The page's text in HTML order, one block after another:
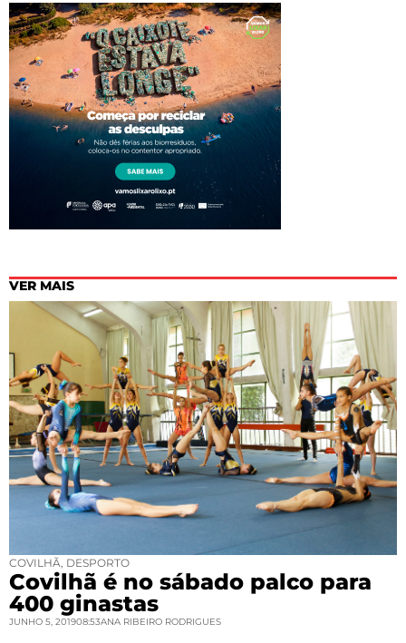
VER MAIS
COVILHÃ DESPORTO
Covilhã é no sábado palco para
400 ginastas
JUNHO 5, 201908:53ANA RIBEIRO RODRIGUES